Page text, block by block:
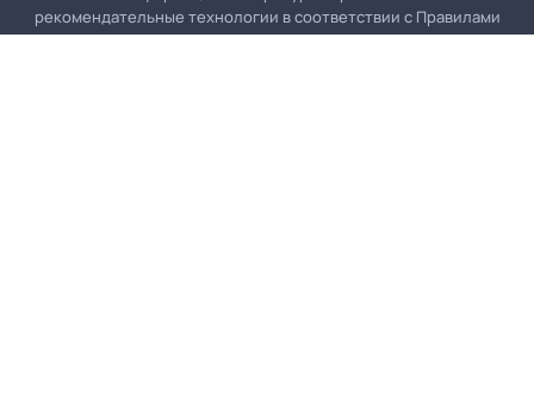
рекомендательные технологии в соответствии с Правилами